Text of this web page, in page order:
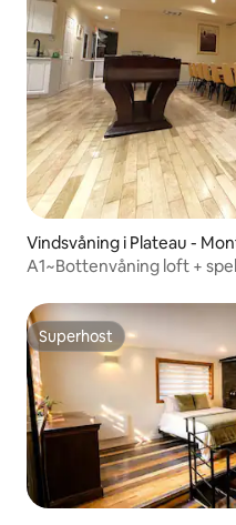
Vindsvåning i Plateau -
A1~Bottenvåning loft +
Superhost
Superhost